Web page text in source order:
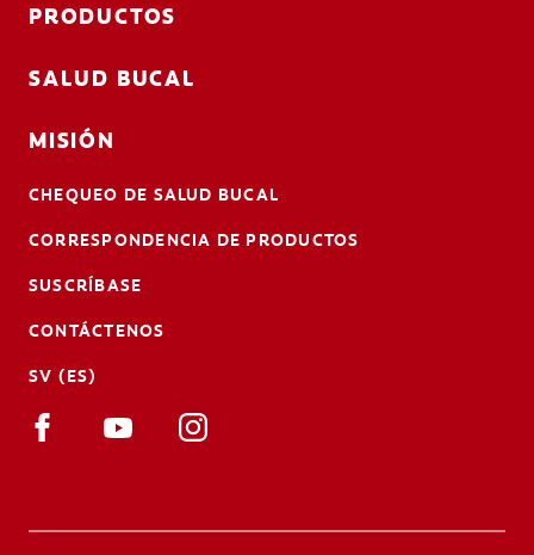
PRODUCTOS
SALUD BUCAL
MISIÓN
CHEQUEO DE SALUD BUCAL
CORRESPONDENCIA DE PRODUCTOS
SUSCRÍBASE
CONTÁCTENOS
SV (ES)